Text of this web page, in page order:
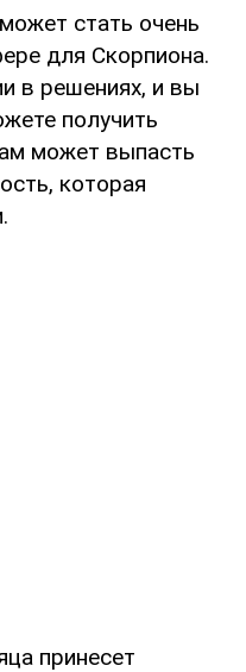
стать очень
для Скорпиона.
в решениях, и вы
получить
может выпасть
которая
принесет